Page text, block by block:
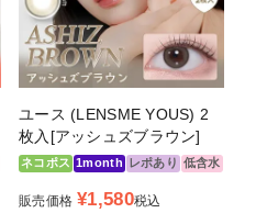
ユース (LENSME YOUS) 2
枚入[アッシュズブラウン]
ネコポス 1month レポあり 低含水
販売価格 ¥1,580税込